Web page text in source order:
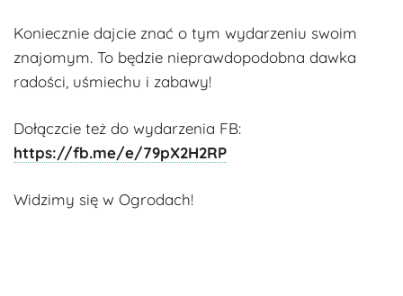
Koniecznie dajcie znać o tym wydarzeniu swoim
znajomym. To będzie nieprawdopodobna dawka
radości, uśmiechu i zabawy!
Dołączcie też do wydarzenia FB:
https://fb.me/e/79pX2H2RP
Widzimy się w Ogrodach!